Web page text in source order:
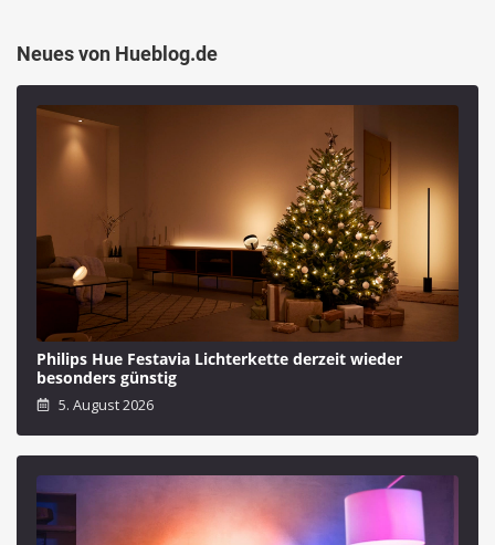
Neues von Hueblog.de
Philips Hue Festavia Lichterkette derzeit wieder
besonders günstig
5. August 2026